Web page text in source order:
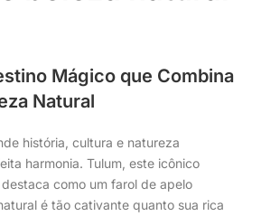
Mágico que Combina
Natural
história, cultura e natureza
harmonia. Tulum, este icônico
como um farol de apelo
é tão cativante quanto sua rica